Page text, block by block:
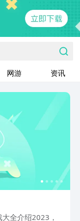
网游 资讯
全介绍2023，